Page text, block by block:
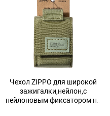
Чехол ZIPPO для широкой
зажигалки,нейлон,с
нейлоновым фиксатором на